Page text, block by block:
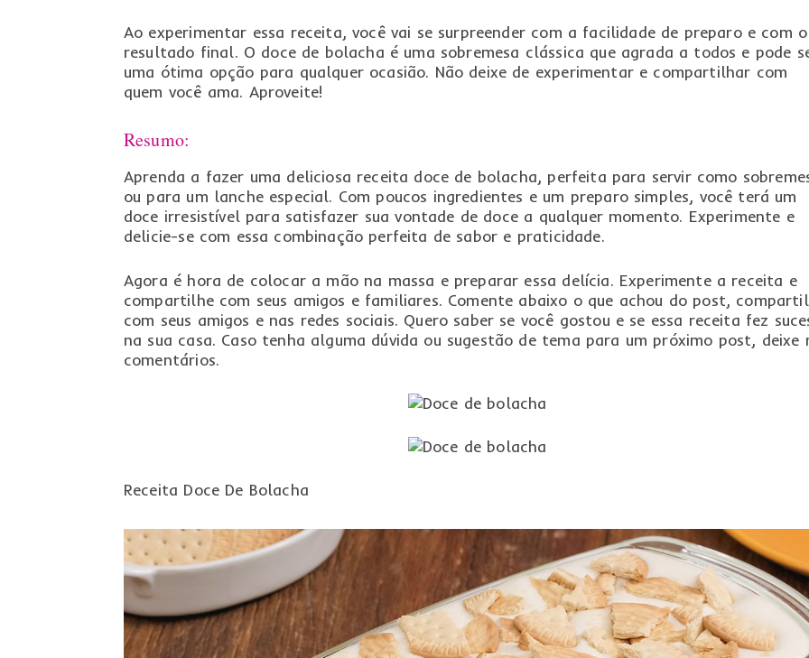
Ao experimentar essa receita, você vai se surpreender com a facilidade de preparo e com o
resultado final. O doce de bolacha é uma sobremesa clássica que agrada a todos e pode
uma ótima opção para qualquer ocasião. Não deixe de experimentar e compartilhar com
quem você ama. Aproveite!
Resumo:
Aprenda a fazer uma deliciosa receita doce de bolacha, perfeita para servir como
ou para um lanche especial. Com poucos ingredientes e um preparo simples, você terá um
doce irresistível para satisfazer sua vontade de doce a qualquer momento. Experimente e
delicie-se com essa combinação perfeita de sabor e praticidade.
Agora é hora de colocar a mão na massa e preparar essa delícia. Experimente a receita e
compartilhe com seus amigos e familiares. Comente abaixo o que achou do post,
com seus amigos e nas redes sociais. Quero saber se você gostou e se essa receita fez
na sua casa. Caso tenha alguma dúvida ou sugestão de tema para um próximo post, deixe
comentários.
Receita Doce De Bolacha